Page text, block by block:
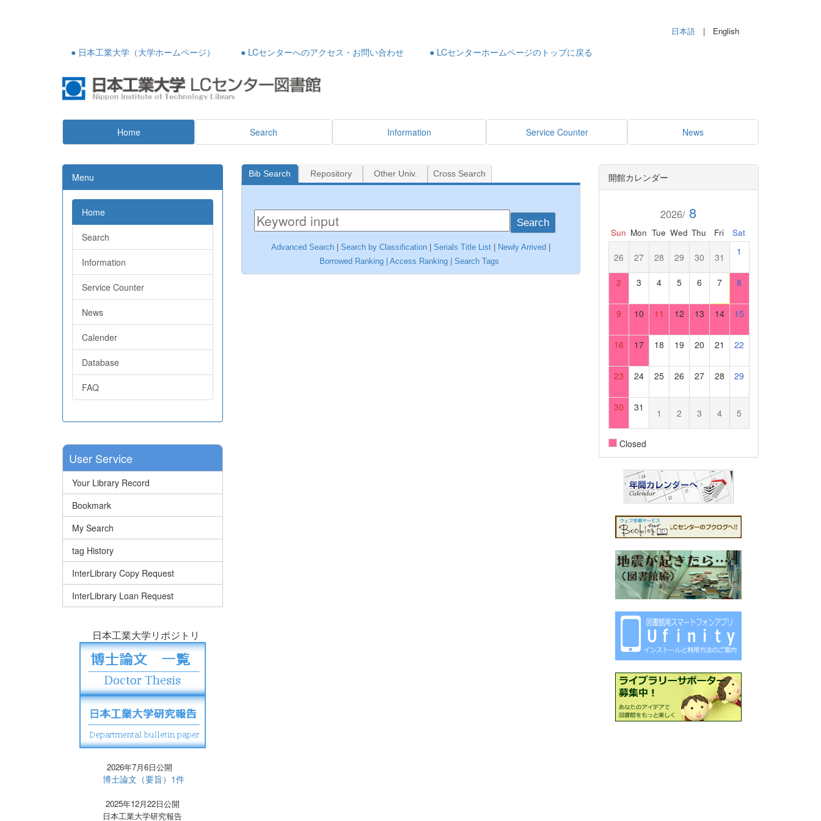
日本語 | English
● 日本工業大学（大学ホームページ） ● LCセンターへのアクセス・お問い合わせ ● LCセンターホームページのトップに戻る
Home Search Information Service Counter News
Bib Search Repository Other Univ. Cross Search
Search
Advanced Search| Search by Classification| Serials Title List| Newly Arrived
Borrowed Ranking | Access Ranking Search Tags
Menu
Home
Search
Information
Service Counter
News
Calender
Database
FAQ
User Service
Your Library Record
Bookmark
My Search
tag History
InterLibrary Copy Request
InterLibrary Loan Request
日本工業大学リポジトリ
2026年7月6日公開
博士論文（要旨）1件
2025年12月22日公開
日本工業大学研究報告
開館カレンダー
2026/ 8
Sun Mon Tue Wed Thu Fri Sat
26 27 28 29 30 31 1
2 3 4 5 6 7 8
9 10 11 12 13 14 15
16 17 18 19 20 21 22
23 24 25 26 27 28 29
30 31 1 2 3 4 5
Closed